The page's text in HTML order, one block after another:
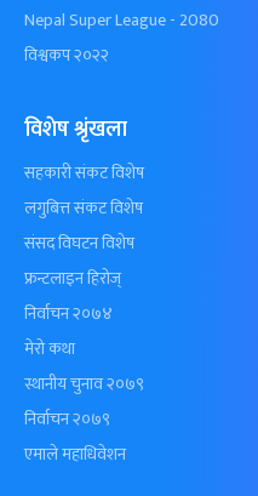
Nepal Super League - 2080
विश्वकप २०२२
विशेष श्रृंखला
सहकारी संकट विशेष
लगुबित्त संकट विशेष
संसद विघटन विशेष
फ्रन्टलाइन हिरोज्
निर्वाचन २०७४
मेरो कथा
स्थानीय चुनाव २०७९
निर्वाचन २०७९
एमाले महाधिवेशन